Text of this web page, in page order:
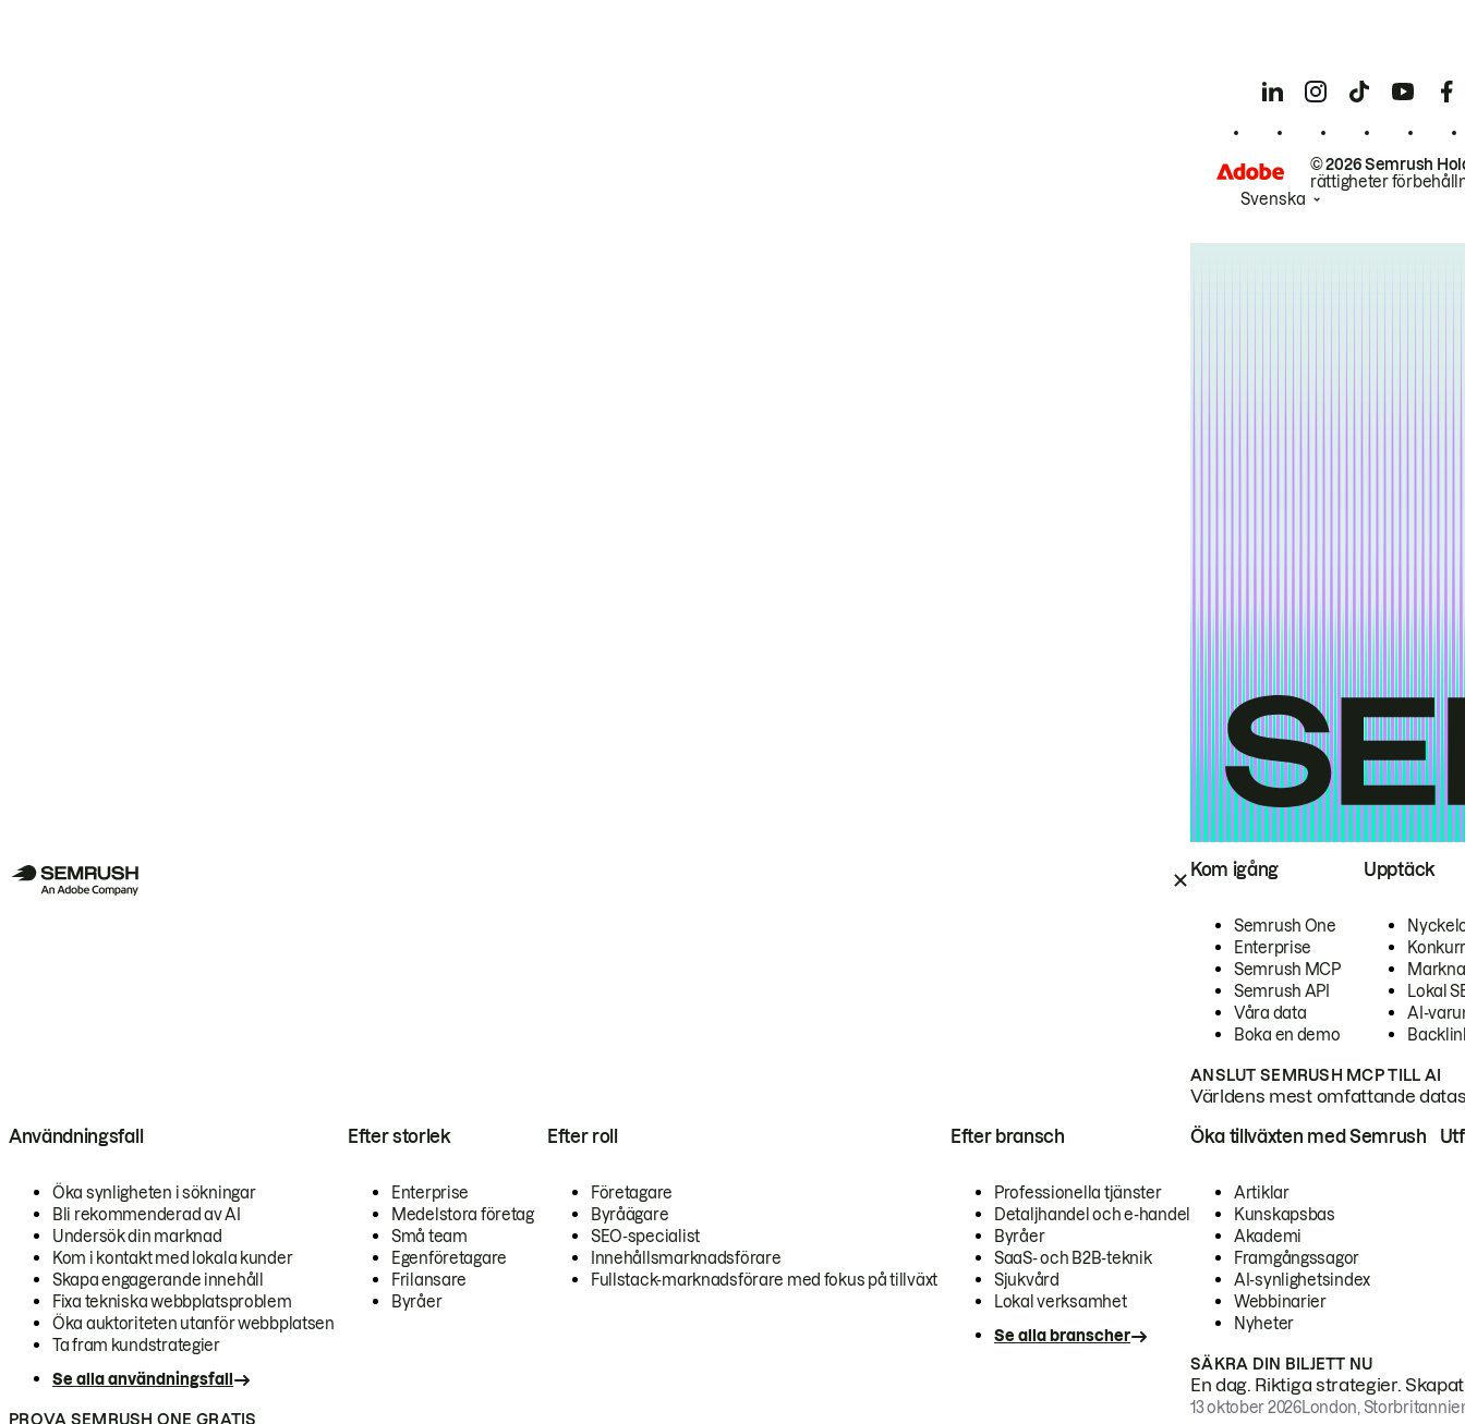
Kom igång
Semrush One
Enterprise
Semrush MCP
Semrush API
Våra data
Boka en demo
Upptäck
Lokal
AI-
ANSLUT SEMRUSH MCP TILL AI
Världens mest omfattande
Användningsfall
Öka synligheten i sökningar
Bli rekommenderad av AI
Undersök din marknad
Kom i kontakt med lokala kunder
Skapa engagerande innehåll
Fixa tekniska webbplatsproblem
Öka auktoriteten utanför webbplatsen
Ta fram kundstrategier
Se alla användningsfall
Efter storlek
Enterprise
Medelstora företag
Små team
Egenföretagare
Frilansare
Byråer
Efter roll
Företagare
Byråägare
SEO-specialist
Innehållsmarknadsförare
Fullstack-marknadsförare med fokus på tillväxt
Efter bransch
Professionella tjänster
Detaljhandel och e-handel
Byråer
SaaS- och B2B-teknik
Sjukvård
Lokal verksamhet
Se alla branscher
PROVA SEMRUSH ONE GRATIS
Öka tillväxten med Semrush
Artiklar
Kunskapsbas
Akademi
Framgångssagor
AI-synlighetsindex
Webbinarier
Nyheter
SÄKRA DIN BILJETT NU
En dag. Riktiga strategier.
13 oktober 2026London,
© 2026 Semrush
rättigheter
Svenska